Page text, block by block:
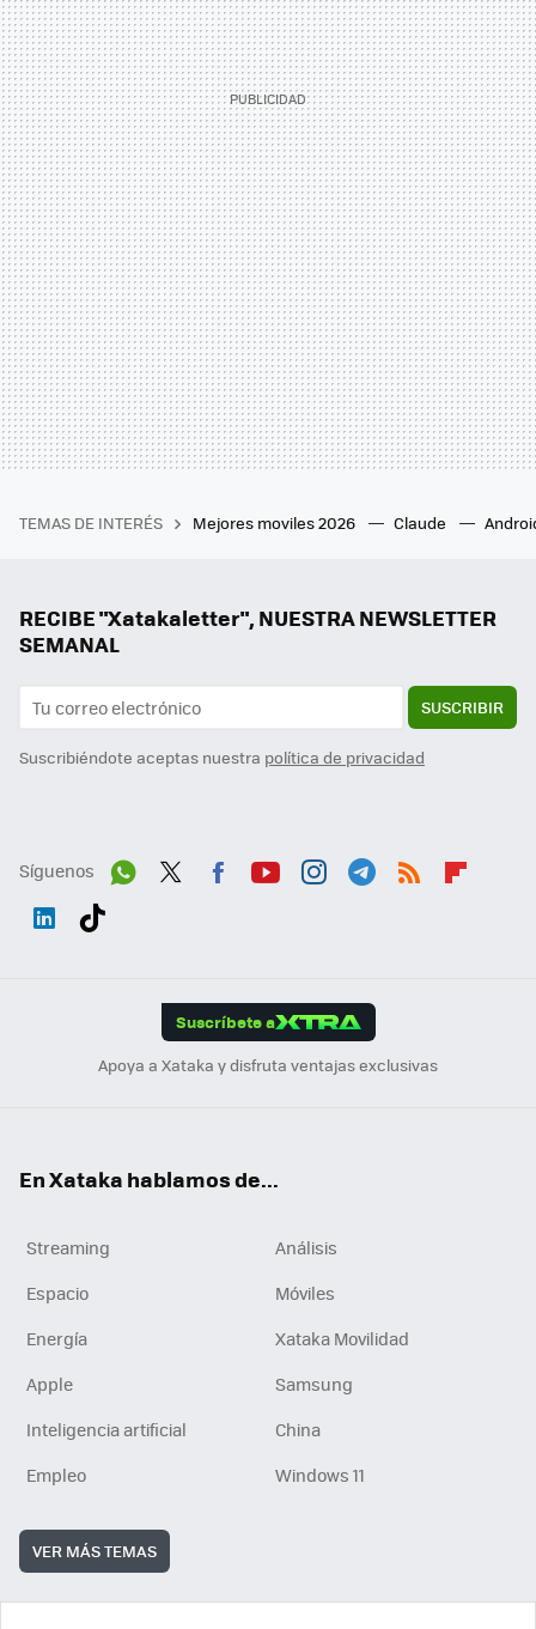
TEMAS DE INTERÉS Mejores moviles 2026 Claude
RECIBE "Xatakaletter", NUESTRA NEWSLETTER
SEMANAL
SUSCRIBIR
Suscribiéndote aceptas nuestra política de privacidad
Síguenos
Suscríbete a
Apoya a Xataka y disfruta ventajas exclusivas
En Xataka hablamos de...
Streaming
Análisis
Espacio
Móviles
Energía
Xataka Movilidad
Apple
Samsung
Inteligencia artificial
China
Empleo
Windows 11
VER MÁS TEMAS